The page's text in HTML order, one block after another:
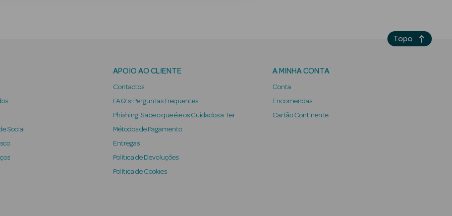
Social
APOIO AO CLIENTE
Contactos
FAQ's: Perguntas Frequentes
Phishing: Sabe o que é e os Cuidados a Ter
Métodos de Pagamento
Entregas
Política de Devoluções
Política de Cookies
A MINHA CONTA
Conta
Encomendas
Cartão Continente
Topo